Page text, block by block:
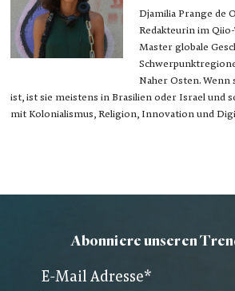
Djamilia Prange de
Redakteurin im
Master globale
Naher Osten. Wenn
ist, ist sie meistens in Brasilien oder Israel und
mit Kolonialismus, Religion, Innovation und
Abonniere unseren
E-Mail Adresse*